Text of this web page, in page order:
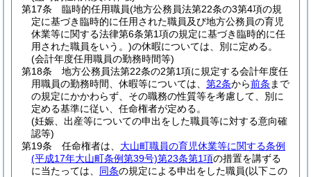
第17条
臨時的任用職員(地方公務員法第22条の3第4項の規
定に基づき臨時的に任用された職員及び地方公務員の育児
休業等に関する法律第6条第1項の規定に基づき臨時的に任
用された職員をいう。)の休暇については、別に定める。
(会計年度任用職員の勤務時間等)
第18条
地方公務員法第22条の2第1項に規定する会計年度任
用職員の勤務時間、休暇等については、 第2条から前条 まで
の規定にかかわらず、その職務の性質等を考慮して、別に
定める基準に従い、任命権者が定める。
(妊娠、出産等についての申出をした職員等に対する意向確
認等)
第19条
任命権者は、 大山町職員の育児休業等に関する条例
(平成17年大山町条例第39号)第23条第1項の措置を講ずる
に当たっては、 同条の規定による申出をした職員(以下この